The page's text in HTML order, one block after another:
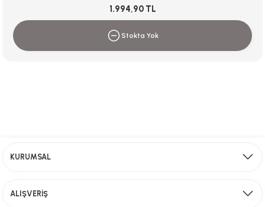
1.994,90 TL
Stokta Yok
2000 TL ve üzeri alışverişlerinizde ücretsiz kargo!
KURUMSAL
ALIŞVERİŞ